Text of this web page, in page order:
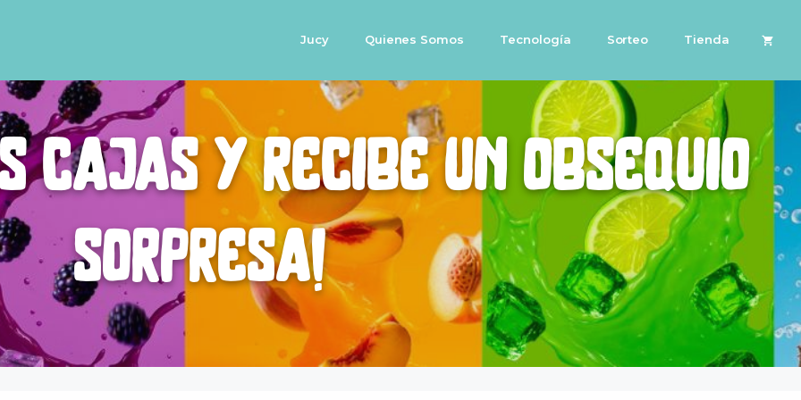
Jucy Quienes Somos Tecnología Sorteo Tienda
cajas y recibe un obsequio
sorpresa!